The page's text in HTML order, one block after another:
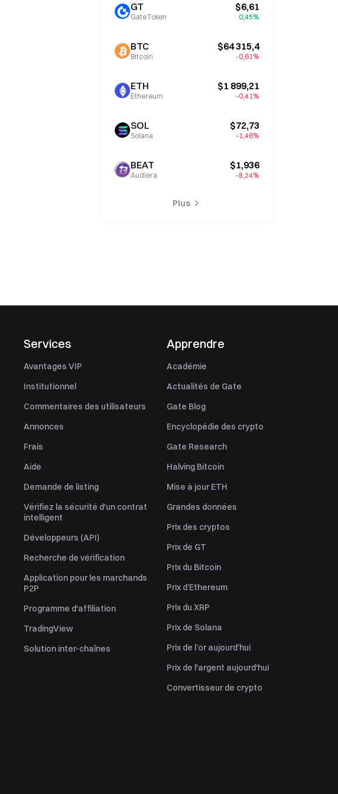
l’attention
GT
GateToken
$6,61
0,45%
BTC
Bitcoin
$64 315,4
-0,61%
ETH
Ethereum
$1 899,21
-0,41%
SOL
Solana
$72,73
-1,46%
BEAT
Audiera
$1,936
-8,24%
Plus
Services
Avantages VIP
Institutionnel
Commentaires des utilisateurs
Annonces
Frais
Aide
Demande de listing
Vérifiez la sécurité d'un contrat
intelligent
Développeurs (API)
Recherche de vérification
Application pour les marchands
P2P
Programme d'affiliation
TradingView
Solution inter-chaînes
Apprendre
Académie
Actualités de Gate
Gate Blog
Encyclopédie des crypto
Gate Research
Halving Bitcoin
Mise à jour ETH
Grandes données
Prix des cryptos
Prix de GT
Prix du Bitcoin
Prix d’Ethereum
Prix du XRP
Prix de Solana
Prix de l’or aujourd’hui
Prix de l'argent aujourd'hui
Convertisseur de crypto